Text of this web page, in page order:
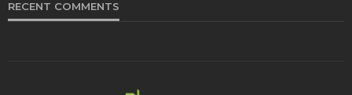
RECENT COMMENTS